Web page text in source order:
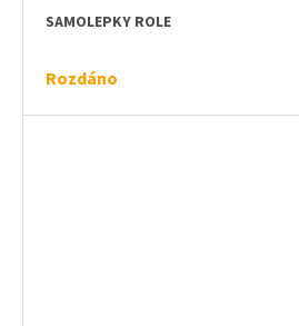
SAMOLEPKY ROLE
Rozdáno